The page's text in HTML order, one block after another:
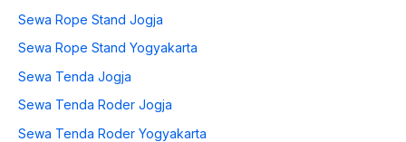
Sewa Rope Stand Jogja
Sewa Rope Stand Yogyakarta
Sewa Tenda Jogja
Sewa Tenda Roder Jogja
Sewa Tenda Roder Yogyakarta